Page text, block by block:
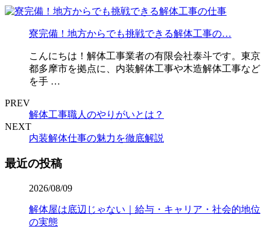
寮完備！地方からでも挑戦できる解体工事の…
こんにちは！解体工事業者の有限会社泰斗です。東京
都多摩市を拠点に、内装解体工事や木造解体工事など
を手 …
PREV
解体工事職人のやりがいとは？
NEXT
内装解体仕事の魅力を徹底解説
最近の投稿
2026/08/09
解体屋は底辺じゃない｜給与・キャリア・社会的地位
の実態